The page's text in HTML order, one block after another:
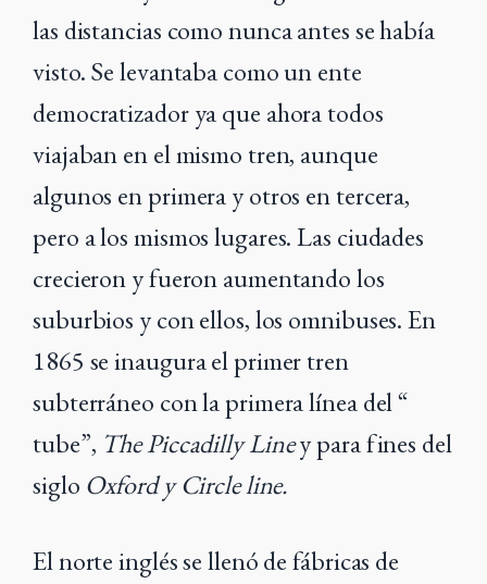
las distancias como nunca antes se había
visto. Se levantaba como un ente
democratizador ya que ahora todos
viajaban en el mismo tren, aunque
algunos en primera y otros en tercera,
pero a los mismos lugares. Las ciudades
crecieron y fueron aumentando los
suburbios y con ellos, los omnibuses. En
1865 se inaugura el primer tren
subterráneo con la primera línea del “
tube”, The Piccadilly Liney para fines del
siglo Oxford y Circle line.
El norte inglés se llenó de fábricas de